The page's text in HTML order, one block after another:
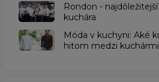
Rondon -
kuchára
​Móda v kuchyni: Aké
hitom medzi